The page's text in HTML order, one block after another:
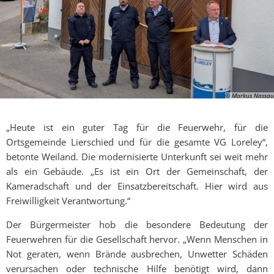
© Markus Nassau
„Heute ist ein guter Tag für die Feuerwehr, für die
Ortsgemeinde Lierschied und für die gesamte VG Loreley“,
betonte Weiland. Die modernisierte Unterkunft sei weit mehr
als ein Gebäude. „Es ist ein Ort der Gemeinschaft, der
Kameradschaft und der Einsatzbereitschaft. Hier wird aus
Freiwilligkeit Verantwortung.“
Der Bürgermeister hob die besondere Bedeutung der
Feuerwehren für die Gesellschaft hervor. „Wenn Menschen in
Not geraten, wenn Brände ausbrechen, Unwetter Schäden
verursachen oder technische Hilfe benötigt wird, dann